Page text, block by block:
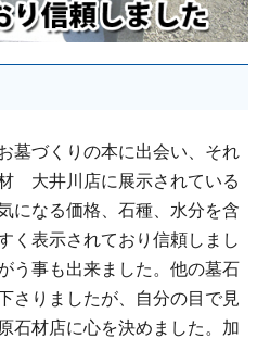
墓づくりの本に出会い、それ
大井川店に展示されている
になる価格、石種、水分を含
く表示されており信頼しまし
う事も出来ました。他の墓石
さりましたが、自分の目で見
石材店に心を決めました。加